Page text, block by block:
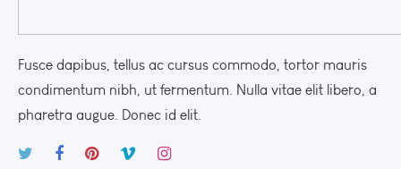
Fusce dapibus, tellus ac cursus commodo, tortor mauris
condimentum nibh, ut fermentum. Nulla vitae elit libero, a
pharetra augue. Donec id elit.